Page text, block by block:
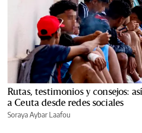
Rutas, testimonios y consejos:
a Ceuta desde redes sociales
Soraya Aybar Laafou